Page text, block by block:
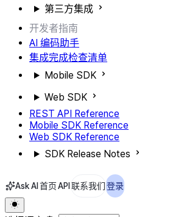
第三方集成
开发者指南
AI 编码助手
集成完成检查清单
Mobile SDK
Web SDK
REST API Reference
Mobile SDK Reference
Web SDK Reference
SDK Release Notes
Ask AI 首页API 联系我们 登录